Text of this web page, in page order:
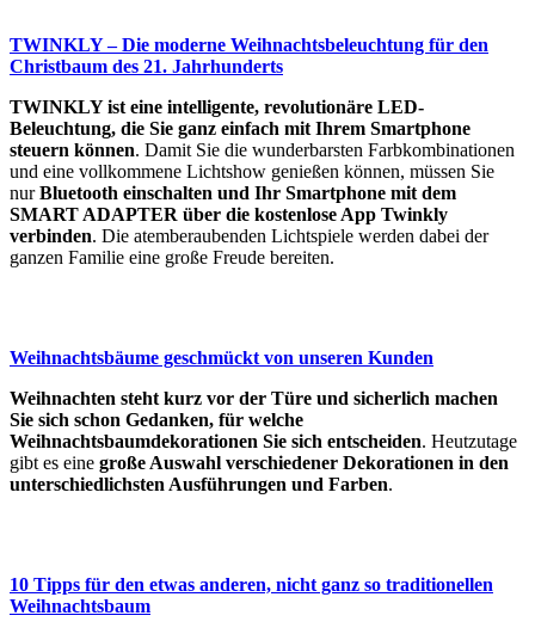
TWINKLY – Die moderne Weihnachtsbeleuchtung für den
Christbaum des 21. Jahrhunderts
TWINKLY ist eine intelligente, revolutionäre LED-
Beleuchtung, die Sie ganz einfach mit Ihrem Smartphone
steuern können. Damit Sie die wunderbarsten Farbkombinationen
und eine vollkommene Lichtshow genießen können, müssen Sie
nurBluetooth einschalten und Ihr Smartphone mit dem
SMART ADAPTER über die kostenlose App Twinkly
verbinden. Die atemberaubenden Lichtspiele werden dabei der
ganzen Familie eine große Freude bereiten.
Weihnachtsbäume geschmückt von unseren Kunden
Weihnachten steht kurz vor der Türe und sicherlich machen
Sie sich schon Gedanken, für welche
Weihnachtsbaumdekorationen Sie sich entscheiden. Heutzutage
gibt es eine große Auswahl verschiedener Dekorationen in den
unterschiedlichsten Ausführungen und Farben.
10 Tipps für den etwas anderen, nicht ganz so traditionellen
Weihnachtsbaum